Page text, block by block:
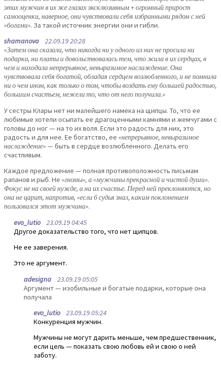
этих мужчин в их же глазах эксклюзивным + огромный прирост
самооценки, наверное, они чувствовали себя избранными рядом с ней
«богами». За такой источник энергии они и гибли.
shamanova 22.09.19 20:28
«Затем она сказала, что никогда ни у одного из них не просила ни
подарка, ни платы и довольствовалась тем, что жила в их сердцах, в
чем и находила непрерывное, невыразимое наслаждение. Она
чувствовала себя богатой, обладая сердцем возлюбленного, и не помнила
ни о чем ином, как только о том, чтобы воздать ему большей радостью,
большим счастьем, нежели то, что от него получила.»
У сестры Клары нет ни малейшего намека на щипцы. То, что ее
любимые хотели осыпать ее драгоценными камнями и жемчугами с
головы до ног — на то их воля. Если это радость для них, это
радость и для нее. Ее богатство, ее «непрерывное, невыразимое
наслаждение»— быть в сердце возлюбленного. Делать его
счастливым.
Каждое предложение — полная противоположность письмам
рапанов и рыб. Не «гномы», а «мужчины прекрасной и чистой души».
Фокус не на своей нужде, а на их счастье. Перед ней преклоняются, но
она не царит, напротив, «если б судья знал, каким поклонением
пользовался этот мужчина».
evo_lutio23.09.19 04:45
Другое доказательство того, что нет щипцов.
Не ее заверения.
Это не аргумент.
adesigna 23.09.19 05:05
Аргумент — изобильные и богатые подарки, которые она
получала
evo_lutio23.09.19 05:24
Конкуренция мужчин.
Мужчины не могут дарить меньше, чем предшественник,
если цель — показать свою любовь ей и свою о ней
заботу.